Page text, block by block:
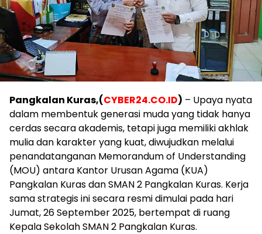
Pangkalan Kuras,(CYBER24.CO.ID) – Upaya nyata
dalam membentuk generasi muda yang tidak hanya
cerdas secara akademis, tetapi juga memiliki akhlak
mulia dan karakter yang kuat, diwujudkan melalui
penandatanganan Memorandum of Understanding
(MOU) antara Kantor Urusan Agama (KUA)
Pangkalan Kuras dan SMAN 2 Pangkalan Kuras. Kerja
sama strategis ini secara resmi dimulai pada hari
Jumat, 26 September 2025, bertempat di ruang
Kepala Sekolah SMAN 2 Pangkalan Kuras.